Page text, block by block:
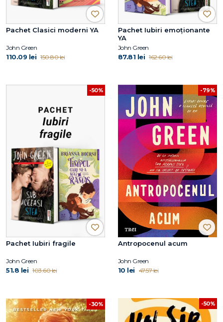
Pachet Clasici moderni YA
John Green
110.09 lei 150.80 lei
Pachet Iubiri emoționante
YA
John Green
87.81 lei 162.60 lei
-50%
Pachet Iubiri fragile
John Green
51.8 lei 103.60 lei
-79%
Antropocenul acum
John Green
10 lei 47.57 lei
-30% -50%